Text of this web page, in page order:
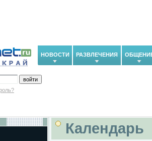
НОВОСТИ РАЗВЛЕЧЕНИЯ
Календарь